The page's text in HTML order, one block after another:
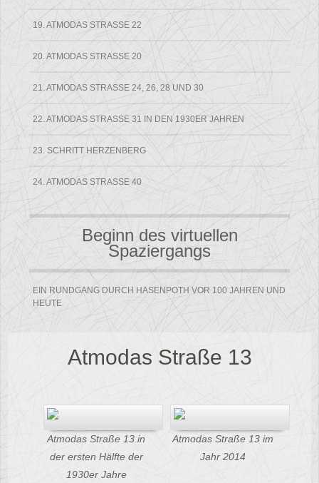
19. ATMODAS STRASSE 22
20. ATMODAS STRASSE 20
21. ATMODAS STRASSE 24, 26, 28 UND 30
22. ATMODAS STRASSE 31 IN DEN 1930ER JAHREN
23. SCHRITT HERZENBERG
24. ATMODAS STRASSE 40
Beginn des virtuellen
Spaziergangs
EIN RUNDGANG DURCH HASENPOTH VOR 100 JAHREN UND
HEUTE
Atmodas Straße 13
Atmodas Straße 13 in
der ersten Hälfte der
1930er Jahre
Atmodas Straße 13 im
Jahr 2014